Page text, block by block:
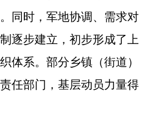
同时，军地协调、需求对
逐步建立，初步形成了上
体系。部分乡镇（街道）
任部门，基层动员力量得